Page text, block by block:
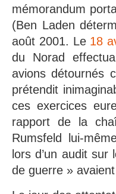
mémorandum
(Ben Laden
août 2001. Le 18
du Norad
avions détournés
prétendit
ces exercices
rapport de la
Rumsfeld lui-
lors d’un audit
de guerre »